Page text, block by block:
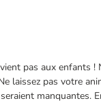
pas aux enfants
laissez pas votre
manquantes.